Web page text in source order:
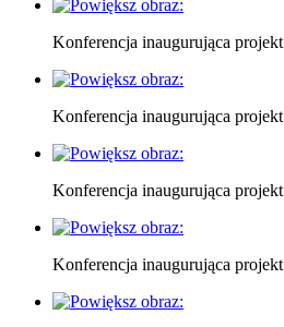
Konferencja inaugurująca projekt
Konferencja inaugurująca projekt
Konferencja inaugurująca projekt
Konferencja inaugurująca projekt